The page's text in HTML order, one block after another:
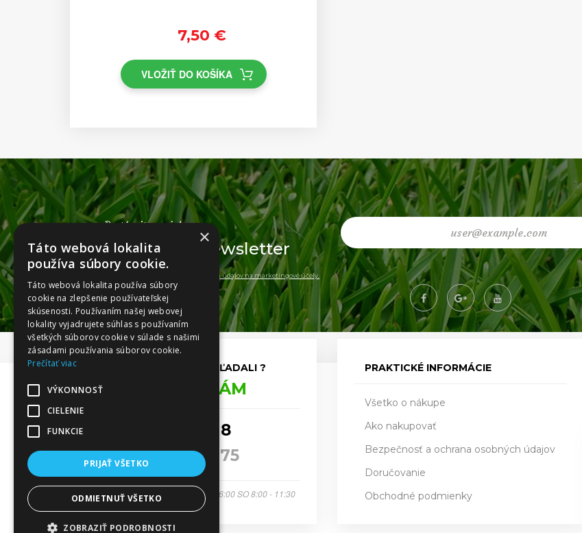
7,50 €
VLOŽIŤ DO KOŠÍKA
Dostávajte novinky
Odoberajte newsletter
osobných údajov na marketingové účely.
NENAŠLI STE, ČO STE HĽADALI ?
ZAVOLAJTE NÁM
0911 493 418
032 7444 375
PO-PIA: 08:00 - 11:00 od 11:45 - 16:00 SO 8:00 - 11:30
PRAKTICKÉ INFORMÁCIE
Všetko o nákupe
Ako nakupovať
Bezpečnosť a ochrana osobných údajov
Doručovanie
Obchodné podmienky
×
Táto webová lokalita
používa súbory cookie.
Táto webová lokalita používa súbory
cookie na zlepšenie používateľskej
skúsenosti. Používaním našej webovej
lokality vyjadrujete súhlas s používaním
všetkých súborov cookie v súlade s našimi
zásadami používania súborov cookie.
Prečítať viac
VÝKONNOSŤ
CIELENIE
FUNKCIE
PRIJAŤ VŠETKO
ODMIETNUŤ VŠETKO
ZOBRAZIŤ PODROBNOSTI